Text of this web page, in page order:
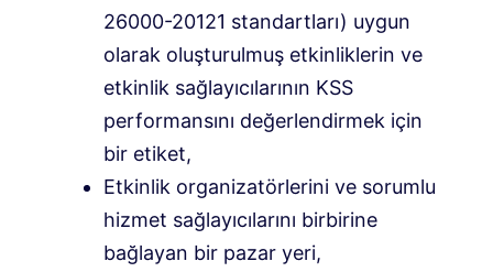
26000-20121 standartları) uygun
olarak oluşturulmuş etkinliklerin ve
etkinlik sağlayıcılarının KSS
performansını değerlendirmek için
bir etiket,
Etkinlik organizatörlerini ve sorumlu
hizmet sağlayıcılarını birbirine
bağlayan bir pazar yeri,